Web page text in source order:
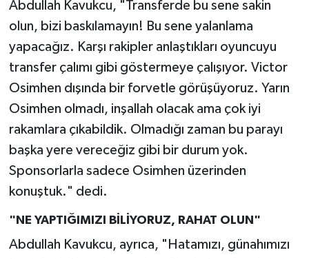
Abdullah Kavukcu, "Transferde bu sene sakin
olun, bizi baskılamayın! Bu sene yalanlama
yapacağız. Karşı rakipler anlaştıkları oyuncuyu
transfer çalımı gibi göstermeye çalışıyor. Victor
Osimhen dışında bir forvetle görüşüyoruz. Yarın
Osimhen olmadı, inşallah olacak ama çok iyi
rakamlara çıkabildik. Olmadığı zaman bu parayı
başka yere vereceğiz gibi bir durum yok.
Sponsorlarla sadece Osimhen üzerinden
konuştuk." dedi.
"NE YAPTIĞIMIZI BİLİYORUZ, RAHAT OLUN"
Abdullah Kavukcu, ayrıca, "Hatamızı, günahımızı